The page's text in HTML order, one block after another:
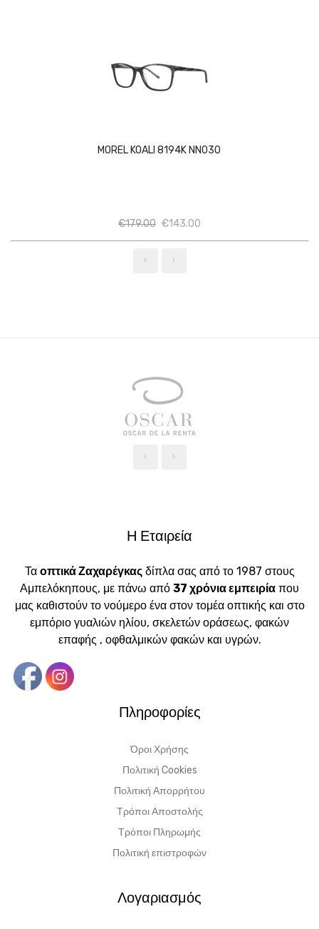
MOREL KOALI 8194K NN030
€179.00 Ποσότητα
€143.00
Η Εταιρεία
Τα οπτικά Ζαχαρέγκαςδίπλα σας από το 1987 στους
Αμπελόκηπους, με πάνω από 37 χρόνια εμπειρία που
μας καθιστούν το νούμερο ένα στον τομέα οπτικής και στο
εμπόριο γυαλιών ηλίου, σκελετών οράσεως, φακών
επαφής , οφθαλμικών φακών και υγρών.
Πληροφορίες
Όροι Χρήσης
Πολιτική Cookies
Πολιτική Απορρήτου
Τρόποι Αποστολής
Τρόποι Πληρωμής
Πολιτική επιστροφών
Λογαριασμός